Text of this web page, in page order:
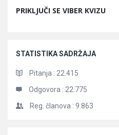
PRIKLJUČI SE VIBER KVIZU
STATISTIKA SADRŽAJA
Pitanja : 22.415
Odgovora : 22.775
Reg. članova : 9.863